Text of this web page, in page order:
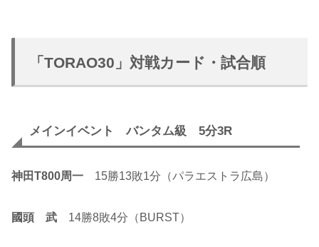
「TORAO30」対戦カード・試合順
メインイベント バンタム級 5分3R
神田T800周一 15勝13敗1分（パラエストラ広島）
國頭 武 14勝8敗4分（BURST）